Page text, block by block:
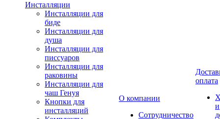
Инсталляции
Инсталляции для
биде
Инсталляции для
душа
Инсталляции для
писсуаров
Инсталляции для
раковины
Инсталляции для
чаш Генуя
Кнопки для
инсталляций
О компании
Сотрудничество
оплата
и